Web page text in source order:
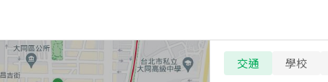
交通 學校